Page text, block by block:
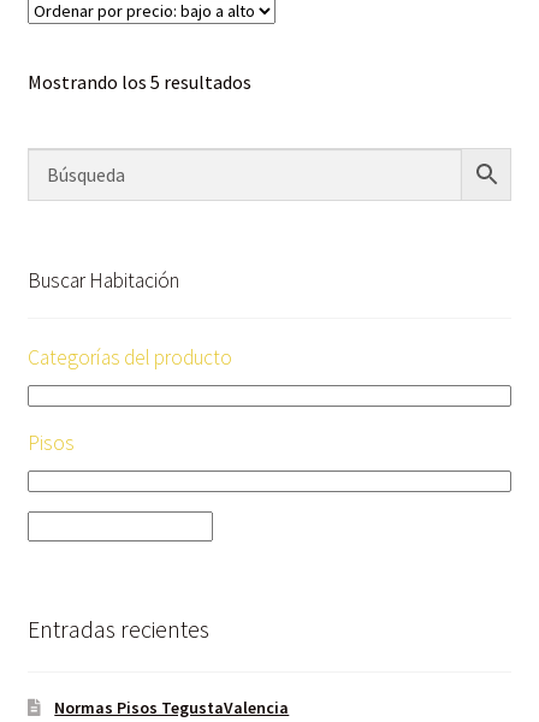
Mostrando los 5 resultados
Buscar Habitación
Categorías del producto
Pisos
Entradas recientes
Normas Pisos TegustaValencia